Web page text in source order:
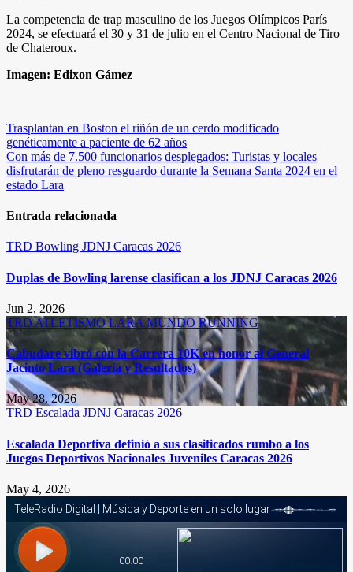
La competencia de trap masculino de los Juegos Olímpicos París
2024, se efectuará el 30 y 31 de julio en el Centro Nacional de Tiro
de Chateroux.
Imagen: Edixon Gámez
Navegación
de
entradas
Trasplantan en Boston el riñón de un cerdo modificado
genéticamente a paciente de 62 años
Con más de 7.500 funcionarios desplegados: Turistas y locales
disfrutarán de pleno resguardo durante la Semana Santa 2024 en el
estado Lara
Entrada relacionada
TRD Bowling JDNJ Caracas 2026
Duplas de Bowling larense clasifican a los JDNJ Caracas 2026
Jun 2, 2026
TRDATLETISMOLARAMUNDO RUNNING
Cabudare vibró con la Carrera 10K en honor al General
Jacinto Lara (Galería y Resultados)
May 28, 2026
TRD Escalada JDNJ Caracas 2026
Escalada Deportiva definió a sus clasificados rumbo a los
Juegos Deportivos Nacionales Juveniles Caracas 2026
May 4, 2026